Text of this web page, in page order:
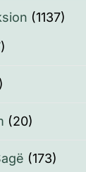
(1137)
(20)
(173)